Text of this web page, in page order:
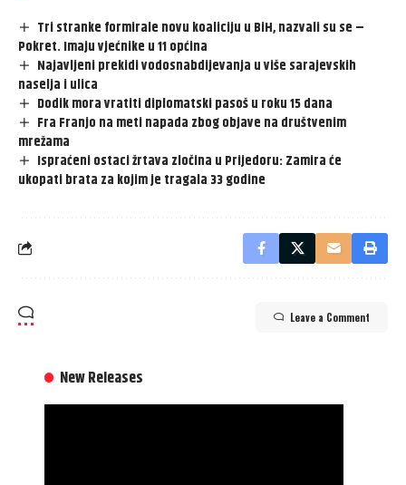
Tri stranke formirale novu koaliciju u BiH, nazvali su se –
Pokret. Imaju vjećnike u 11 općina
Najavljeni prekidi vodosnabdijevanja u više sarajevskih
naselja i ulica
Dodik mora vratiti diplomatski pasoš u roku 15 dana
Fra Franjo na meti napada zbog objave na društvenim
mrežama
Ispraćeni ostaci žrtava zločina u Prijedoru: Zamira će
ukopati brata za kojim je tragala 33 godine
Leave a Comment
New Releases